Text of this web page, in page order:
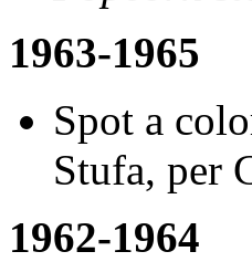
1963-1965
Spot a
Stufa, per
1962-1964